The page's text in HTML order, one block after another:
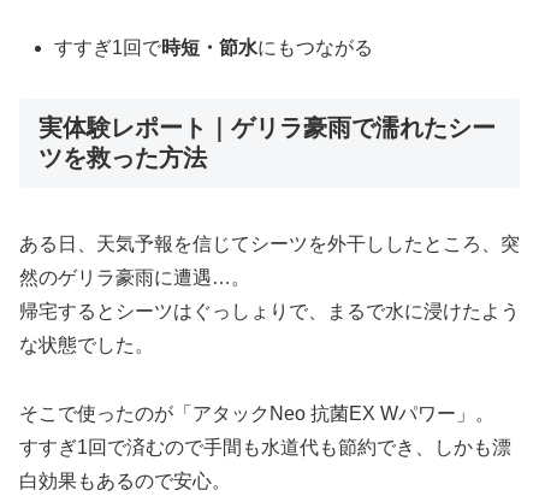
すすぎ1回で時短・節水にもつながる
実体験レポート｜ゲリラ豪雨で濡れたシー
ツを救った方法
ある日、天気予報を信じてシーツを外干ししたところ、突
然のゲリラ豪雨に遭遇…。
帰宅するとシーツはぐっしょりで、まるで水に浸けたよう
な状態でした。
そこで使ったのが「アタックNeo 抗菌EX Wパワー」。
すすぎ1回で済むので手間も水道代も節約でき、しかも漂
白効果もあるので安心。